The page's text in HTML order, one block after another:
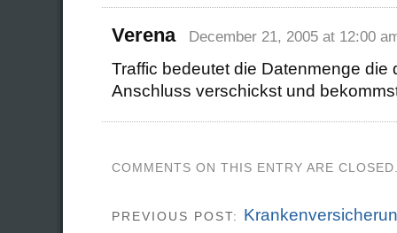
Verena December 21, 2005 at 12:00
Traffic bedeutet die Datenmenge die
Anschluss verschickst und
COMMENTS ON THIS ENTRY ARE
PREVIOUS POST: